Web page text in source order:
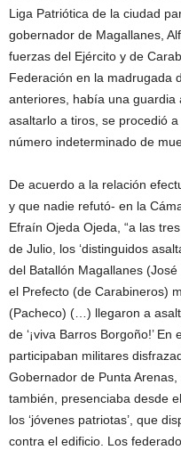
Liga Patriótica de la ciudad
gobernador de Magallanes,
fuerzas del Ejército y de
Federación en la madrugada
anteriores, había una guardia
asaltarlo a tiros, se procedió
número indeterminado de
De acuerdo a la relación
y que nadie refutó- en la
Efraín Ojeda Ojeda, “a las
de Julio, los ‘distinguidos
del Batallón Magallanes
el Prefecto (de Carabineros)
(Pacheco) (…) llegaron a
de ‘¡viva Barros Borgoño!’
participaban militares
Gobernador de Punta
también, presenciaba desde
los ‘jóvenes patriotas’, que
contra el edificio. Los